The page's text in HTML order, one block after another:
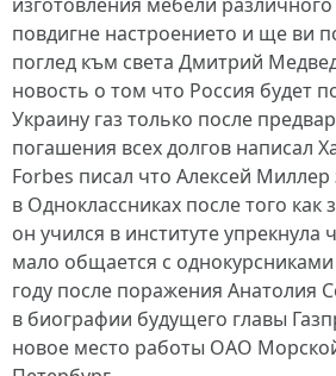
повдигне настроението и ще ви
поглед към света Дмитрий
новость о том что Россия будет
Украину газ только после
погашения всех долгов написал
Forbes писал что Алексей Миллер
в Одноклассниках после того как
он учился в институте упрекнула
мало общается с
году после поражения Анатолия
в биографии будущего главы
новое место работы ОАО